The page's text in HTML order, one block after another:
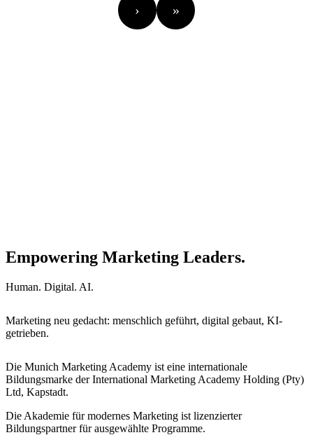
www.ballungsraum.tv
› »
Empowering Marketing Leaders.
Human. Digital. AI.
Marketing neu gedacht: menschlich geführt, digital gebaut, KI-
getrieben.
Die Munich Marketing Academy ist eine internationale
Bildungsmarke der International Marketing Academy Holding (Pty)
Ltd, Kapstadt.
Die Akademie für modernes Marketing ist lizenzierter
Bildungspartner für ausgewählte Programme.